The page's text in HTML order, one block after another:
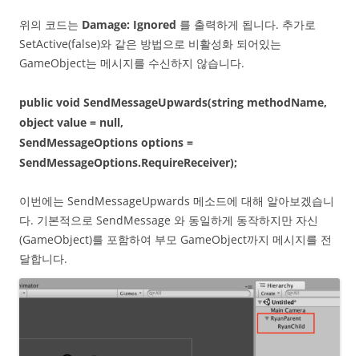
위의 코드는 Damage: Ignored 를 출력하게 됩니다. 추가로
SetActive(false)와 같은 방법으로 비활성화 되어있는
GameObject는 메시지를 수신하지 않습니다.
public void SendMessageUpwards(string methodName,
object value = null,
SendMessageOptions options =
SendMessageOptions.RequireReceiver);
이번에는 SendMessageUpwards 메소드에 대해 알아보겠습니
다. 기본적으로 SendMessage 와 동일하게 동작하지만 자신
(GameObject)를 포함하여 부모 GameObject까지 메시지를 전
달합니다.